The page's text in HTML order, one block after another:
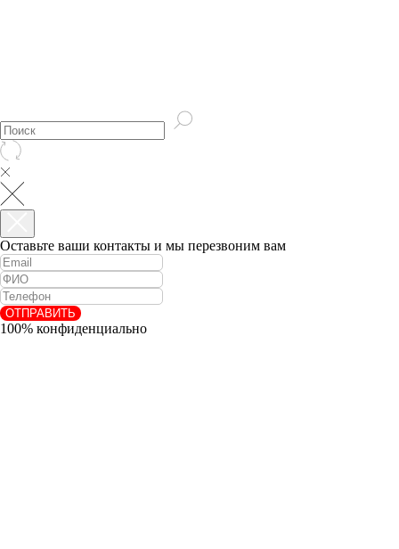
Оставьте ваши контакты и мы перезвоним вам
ОТПРАВИТЬ
100% конфиденциально